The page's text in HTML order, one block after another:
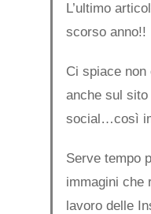
L’ultimo
scorso anno!!
Ci spiace non
anche sul
social…così
Serve tempo
immagini che
lavoro delle